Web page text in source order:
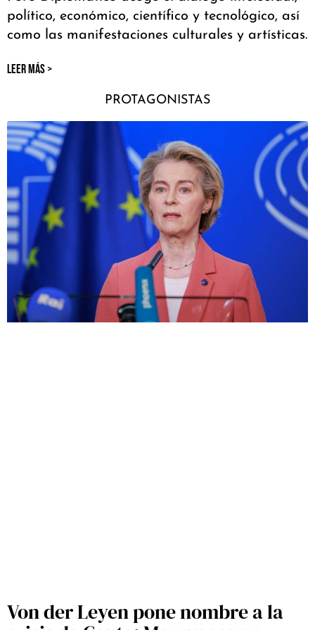
político, económico, científico y tecnológico, así
como las manifestaciones culturales y artísticas.
LEER MÁS >
PROTAGONISTAS
Von der Leyen pone nombre a la